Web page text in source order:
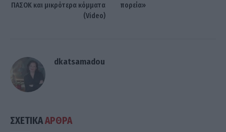
ΠΑΣΟΚ και μικρότερα κόμματα
(Video)
πορεία»
dkatsamadou
ΣΧΕΤΙΚΑΑΡΘΡΑ